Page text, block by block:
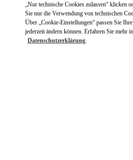
Link
„Nur technische Cookies zulassen“ klicken
Sie nur die Verwendung von technischen
Über „Cookie-Einstellungen“ passen Sie
jederzeit ändern können. Erfahren Sie mehr
Datenschutzerklärung.